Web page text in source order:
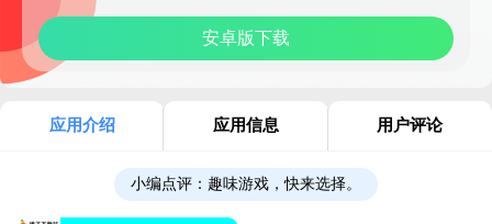
安卓版下载
应用介绍 应用信息 用户评论
小编点评： 趣味游戏，快来选择。